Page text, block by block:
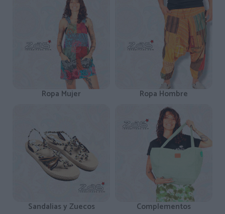
Ropa Mujer Ropa Hombre
Sandalias y Zuecos Complementos